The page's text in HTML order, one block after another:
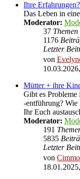
Ihre Erfahrungen?
Das Leben in
Moderator:
37 Themen
1176
Letzter
von
Mütter + ihre
Gibt es
-entführung? Wie
Ihr Euch
Moderator:
191
5835
Letzter
von